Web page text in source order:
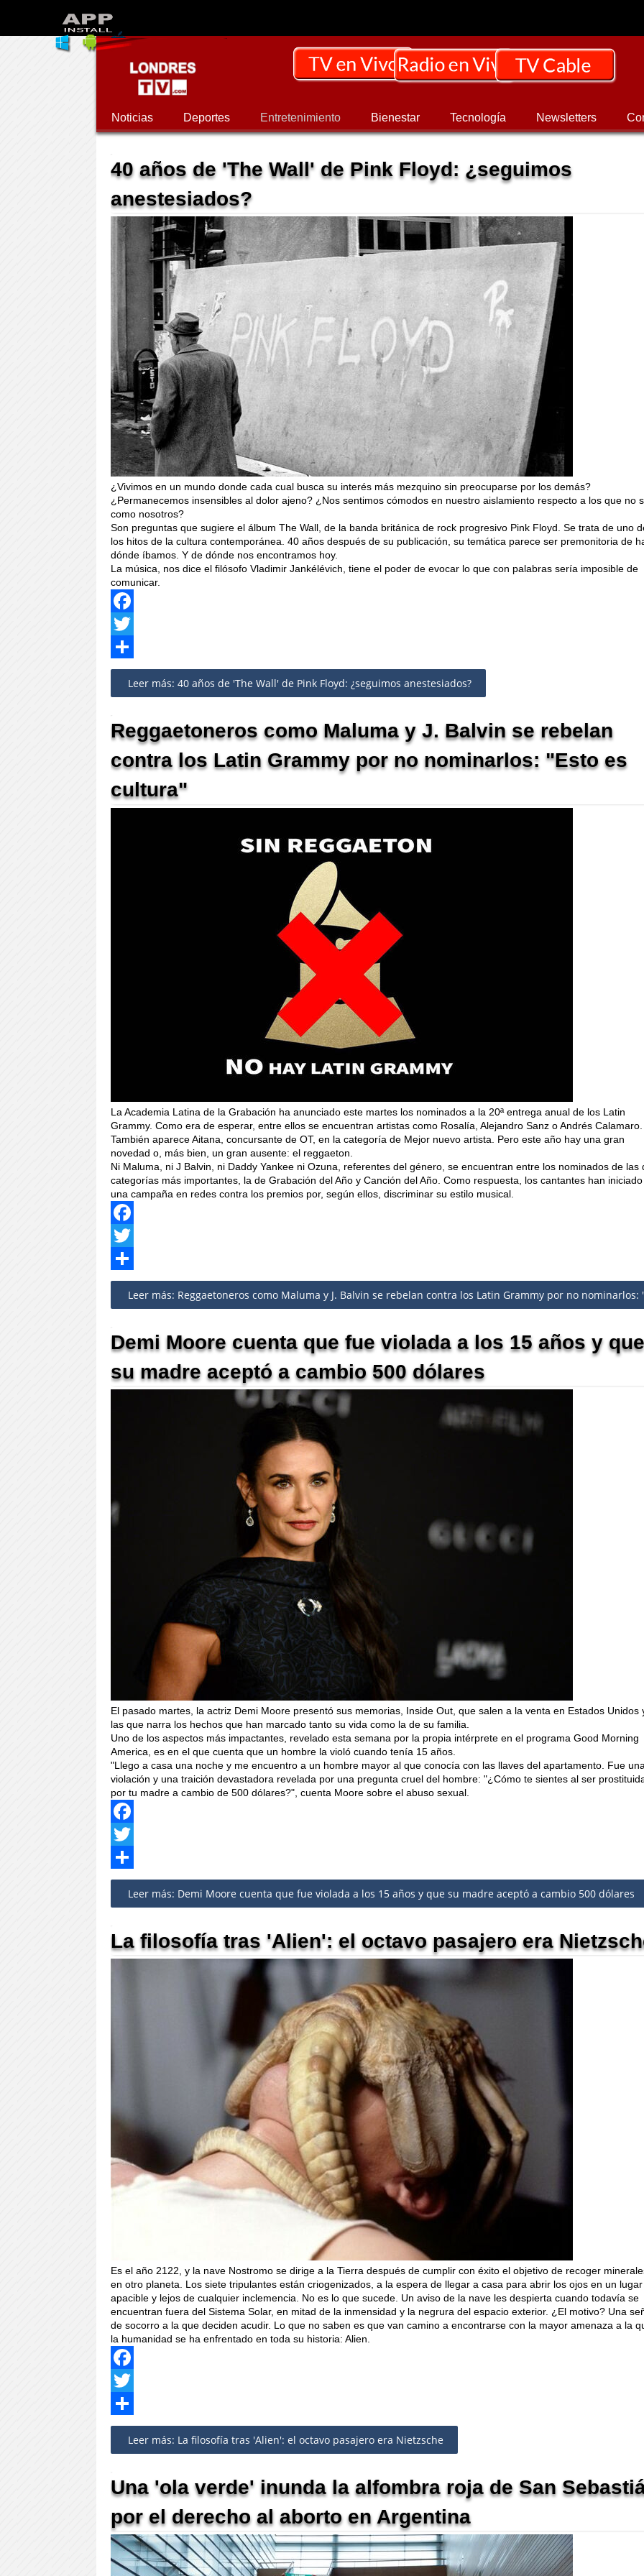
Noticias Deportes Entretenimiento Bienestar Tecnología Newsletters
40 años de 'The Wall' de Pink Floyd: ¿seguimos
anestesiados?
¿Vivimos en un mundo donde cada cual busca su interés más mezquino sin preocuparse por los demás?
¿Permanecemos insensibles al dolor ajeno? ¿Nos sentimos cómodos en nuestro aislamiento respecto a los que no
como nosotros?
Son preguntas que sugiere el álbum The Wall, de la banda británica de rock progresivo Pink Floyd. Se trata de uno
los hitos de la cultura contemporánea. 40 años después de su publicación, su temática parece ser premonitoria de
dónde íbamos. Y de dónde nos encontramos hoy.
La música, nos dice el filósofo Vladimir Jankélévich, tiene el poder de evocar lo que con palabras sería imposible de
comunicar.
Facebook
Twitter
Share
Leer más: 40 años de 'The Wall' de Pink Floyd: ¿seguimos anestesiados?
Reggaetoneros como Maluma y J. Balvin se rebelan
contra los Latin Grammy por no nominarlos: "Esto es
cultura"
La Academia Latina de la Grabación ha anunciado este martes los nominados a la 20ª entrega anual de los Latin
Grammy. Como era de esperar, entre ellos se encuentran artistas como Rosalía, Alejandro Sanz o Andrés Calamaro.
También aparece Aitana, concursante de OT, en la categoría de Mejor nuevo artista. Pero este año hay una gran
novedad o, más bien, un gran ausente: el reggaeton.
Ni Maluma, ni J Balvin, ni Daddy Yankee ni Ozuna, referentes del género, se encuentran entre los nominados de las
categorías más importantes, la de Grabación del Año y Canción del Año. Como respuesta, los cantantes han iniciado
una campaña en redes contra los premios por, según ellos, discriminar su estilo musical.
Facebook
Twitter
Share
Leer más: Reggaetoneros como Maluma y J. Balvin se rebelan contra los Latin Grammy por no nominarlos:
Demi Moore cuenta que fue violada a los 15 años y
su madre aceptó a cambio 500 dólares
El pasado martes, la actriz Demi Moore presentó sus memorias, Inside Out, que salen a la venta en Estados Unidos
las que narra los hechos que han marcado tanto su vida como la de su familia.
Uno de los aspectos más impactantes, revelado esta semana por la propia intérprete en el programa Good Morning
America, es en el que cuenta que un hombre la violó cuando tenía 15 años.
"Llego a casa una noche y me encuentro a un hombre mayor al que conocía con las llaves del apartamento. Fue
violación y una traición devastadora revelada por una pregunta cruel del hombre: "¿Cómo te sientes al ser
por tu madre a cambio de 500 dólares?", cuenta Moore sobre el abuso sexual.
Facebook
Twitter
Share
Leer más: Demi Moore cuenta que fue violada a los 15 años y que su madre aceptó a cambio 500 dólares
La filosofía tras 'Alien': el octavo pasajero era
Es el año 2122, y la nave Nostromo se dirige a la Tierra después de cumplir con éxito el objetivo de recoger
en otro planeta. Los siete tripulantes están criogenizados, a la espera de llegar a casa para abrir los ojos en un lugar
apacible y lejos de cualquier inclemencia. No es lo que sucede. Un aviso de la nave les despierta cuando todavía se
encuentran fuera del Sistema Solar, en mitad de la inmensidad y la negrura del espacio exterior. ¿El motivo? Una
de socorro a la que deciden acudir. Lo que no saben es que van camino a encontrarse con la mayor amenaza a la
la humanidad se ha enfrentado en toda su historia: Alien.
Facebook
Twitter
Share
Leer más: La filosofía tras 'Alien': el octavo pasajero era Nietzsche
Una 'ola verde' inunda la alfombra roja de San
por el derecho al aborto en Argentina